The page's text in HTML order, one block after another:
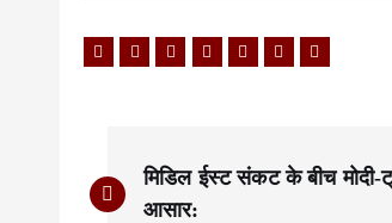
o
मिडिल ईस्ट संकट के बीच मोदी-
आसार: